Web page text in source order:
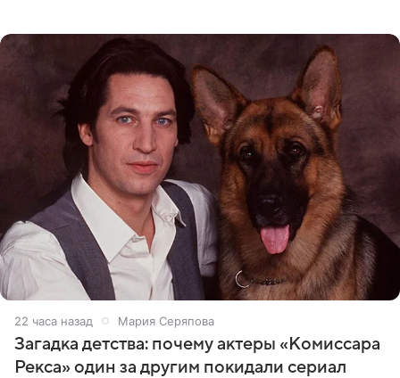
22 часа назад Мария Серяпова
Загадка детства: почему актеры «Комиссара
Рекса» один за другим покидали сериал